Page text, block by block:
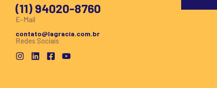
(11) 94020-8760
E-Mail
contato@lagracia.com.br
Redes Sociais